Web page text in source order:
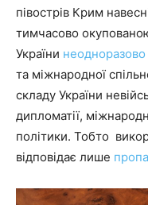
півострів Крим
тимчасово
України неодноразово
та міжнародної
складу України
дипломатії,
політики. Тобто
відповідає лише